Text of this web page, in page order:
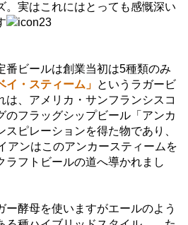
。実はこれにはとっても感慨深い
番ビールは創業当初は5種類のみ
イ・スティーム」 というラガービ
は、アメリカ・サンフランシスコ
のフラッグシップビール「アンカ
ピレーションを得た物であり、
アンはこのアンカースティームを
ラフトビールの道へ導かれまし
ー酵母を使いますがエールのよう